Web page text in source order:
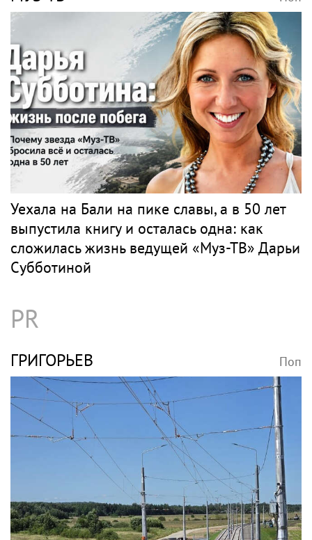
«Скучаю!»: Анна Нетребко трогательно
отреагировала на отъезд 17-летнего сына
в Данию
Музыка
ПЕВЕЦ Поп
Певец Билан признался в слушателям в
любви после критики
МУЗ-ТВ Поп